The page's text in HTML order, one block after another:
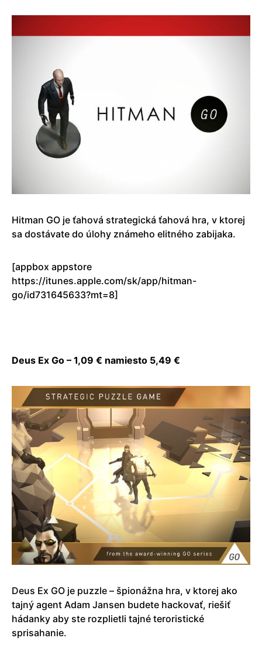
Hitman GO je ťahová strategická ťahová hra, v ktorej
sa dostávate do úlohy známeho elitného zabijaka.
[appbox appstore
https://itunes.apple.com/sk/app/hitman-
go/id731645633?mt=8]
Deus Ex Go – 1,09 € namiesto 5,49 €
Deus Ex GO je puzzle – špionážna hra, v ktorej ako
tajný agent Adam Jansen budete hackovať, riešiť
hádanky aby ste rozplietli tajné teroristické
sprisahanie.